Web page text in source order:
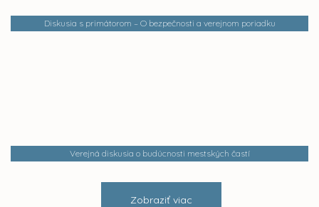
Diskusia s primátorom – O bezpečnosti a verejnom poriadku
Verejná diskusia o budúcnosti mestských častí
Zobraziť viac